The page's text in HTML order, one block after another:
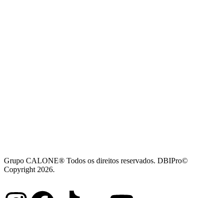
Grupo CALONE® Todos os direitos reservados. DBIPro©
Copyright 2026.